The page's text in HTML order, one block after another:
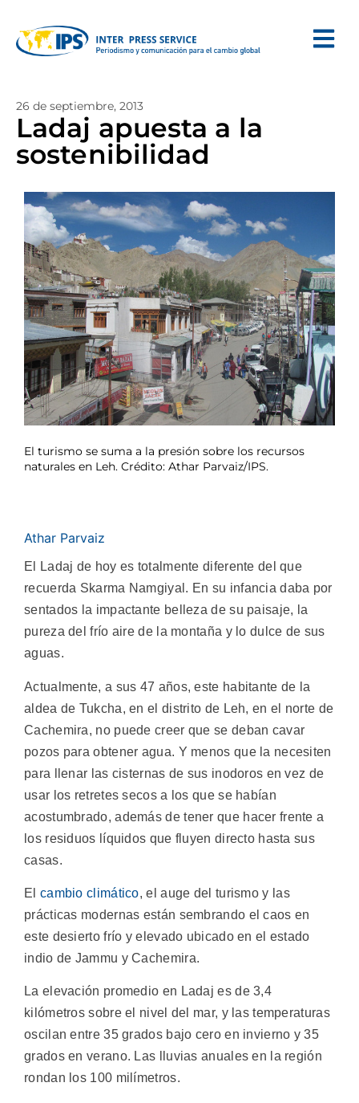
26 de septiembre, 2013
Ladaj apuesta a la
sostenibilidad
El turismo se suma a la presión sobre los recursos
naturales en Leh. Crédito: Athar Parvaiz/IPS.
Athar Parvaiz
El Ladaj de hoy es totalmente diferente del que
recuerda Skarma Namgiyal. En su infancia daba por
sentados la impactante belleza de su paisaje, la
pureza del frío aire de la montaña y lo dulce de sus
aguas.
Actualmente, a sus 47 años, este habitante de la
aldea de Tukcha, en el distrito de Leh, en el norte de
Cachemira, no puede creer que se deban cavar
pozos para obtener agua. Y menos que la necesiten
para llenar las cisternas de sus inodoros en vez de
usar los retretes secos a los que se habían
acostumbrado, además de tener que hacer frente a
los residuos líquidos que fluyen directo hasta sus
casas.
El cambio climático, el auge del turismo y las
prácticas modernas están sembrando el caos en
este desierto frío y elevado ubicado en el estado
indio de Jammu y Cachemira.
La elevación promedio en Ladaj es de 3,4
kilómetros sobre el nivel del mar, y las temperaturas
oscilan entre 35 grados bajo cero en invierno y 35
grados en verano. Las lluvias anuales en la región
rondan los 100 milímetros.